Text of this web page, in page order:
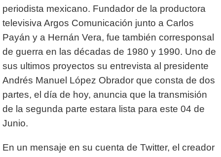
periodista mexicano. Fundador de la productora
televisiva Argos Comunicación junto a Carlos
Payán y a Hernán Vera, fue también corresponsal
de guerra en las décadas de 1980 y 1990. Uno de
sus ultimos proyectos su entrevista al presidente
Andrés Manuel López Obrador que consta de dos
partes, el día de hoy, anuncia que la transmisión
de la segunda parte estara lista para este 04 de
Junio.
En un mensaje en su cuenta de Twitter, el creador